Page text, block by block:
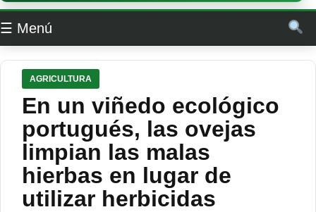
☰ Menú
AGRICULTURA
En un viñedo ecológico
portugués, las ovejas
limpian las malas
hierbas en lugar de
utilizar herbicidas